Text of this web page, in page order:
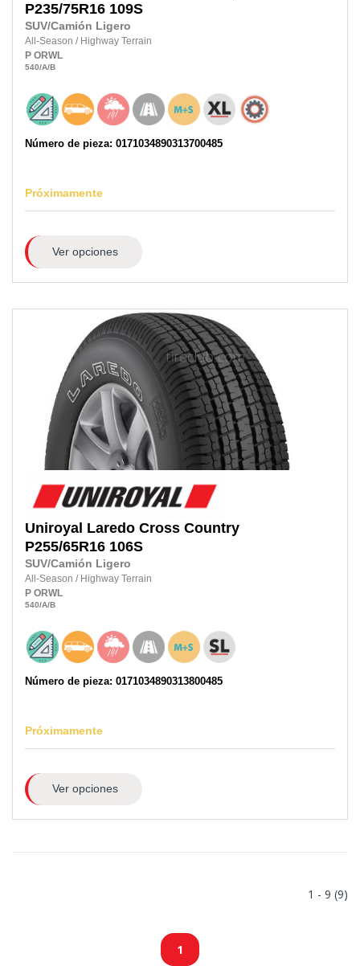
P235/75R16 109S
SUV/Camión Ligero
All-Season / Highway Terrain
P ORWL
540/A/B
Número de pieza: 0171034890313700485
Próximamente
Ver opciones
Uniroyal Laredo Cross Country
P255/65R16 106S
SUV/Camión Ligero
All-Season / Highway Terrain
P ORWL
540/A/B
Número de pieza: 0171034890313800485
Próximamente
Ver opciones
1 - 9 (9)
1